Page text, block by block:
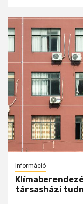
Információ
társasházi